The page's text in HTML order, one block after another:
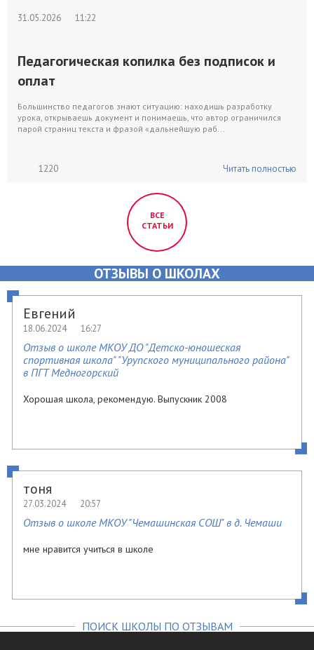
31.05.2026 11:22
Педагогическая копилка без подписок и
оплат
Большинство педагогов знают ситуацию: находишь разработку
урока, открываешь документ и понимаешь, что автор ограничился
парой страниц текста и фразой «дальнейшую раб...
1220 Читать полностью
ВСЕ
СТАТЬИ
ОТЗЫВЫ О ШКОЛАХ
Евгений
18.06.2024 16:27
Отзыв о школе МКОУ ДО "Детско-юношеская
спортивная школа" "Урупского муниципального района"
в ПГТ Медногорский
Хорошая школа, рекомендую. Выпускник 2008
тоня
27.03.2024 20:57
Отзыв о школе МКОУ "Чемашинская СОШ" в д. Чемаши
мне нравится учиться в школе
ПОИСК ШКОЛЫ ПО ОТЗЫВАМ